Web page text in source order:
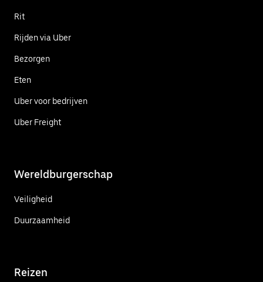
Rit
Rijden via Uber
Bezorgen
Eten
Uber voor bedrijven
Uber Freight
Wereldburgerschap
Veiligheid
Duurzaamheid
Reizen